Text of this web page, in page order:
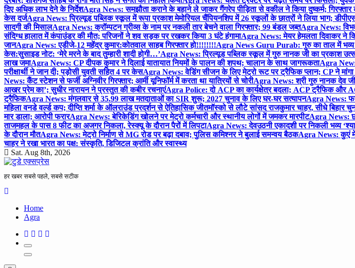
दिए अधिक लाभ देने के निर्देशAgra News: समझौता कराने के बहाने ले जाकर गैंगरेप पीड़िता से वकील ने किया दुष्कर्म; गिरफ्तार
केस दर्जAgra News: प्रिल्यूड पब्लिक स्कूल में रूपा प्रकाश मेमोरियल चैंपियनशिप में 26 स्कूलों के छात्रों ने लिया भाग;
सादगी की मिसालAgra News: क्रॉम्पटन ग्रीव्स के नाम पर नकली तार बेचने वाला गिरफ्तार; 99 बंडल जब्तAgra News:
संदिग्ध हालात में कंपाउंडर की मौत; परिजनों ने शव सड़क पर रखकर किया 3 घंटे हंगामाAgra News: मेयर हेमलता दिवाकर ने
जानAgra News: एडीजे-12 महेंद्र कुमार:कोतवाल साहब गिरफ्तार हो!!!!!!!!Agra News Guru Purab: गुरु का ताल में
केस:सुसाइड नोट: ‘मेरे मरने के बाद तुम्हारी शादी होगी…’Agra News: प्रिल्यूड पब्लिक स्कूल में गुरु नानक जी का प्रकाश
लाख जमाAgra News: CP दीपक कुमार ने दिलाई यातायात नियमों के पालन की शपथ; चालान के साथ जागरूकताAgra
परीक्षार्थी ने जान दी; पड़ोसी युवती सहित 4 पर केसAgra News: वेडिंग सीजन के लिए मेट्रो रूट पर ट्रैफिक प्लान; CP ने
News: कैंट स्टेशन से फर्जी अग्निवीर गिरफ्तार; आर्मी यूनिफॉर्म में करता था यात्रियों से चोरीAgra News: श्री गुरु नानक देव जी
आखर प्रेम का’; सुधीर नारायन ने प्रस्तुत की कबीर रचनाएंAgra Police: दो ACP का कार्यक्षेत्र बदला; ACP ट्रैफिक और
ट्रैफिकAgra News: मंगलवार से 35.99 लाख मतदाताओं का SIR शुरू; 2027 चुनाव के लिए घर-घर सत्यापनAgra News:
महिला वनडे वर्ल्ड कप; दीप्ति शर्मा के ऑलराउंड प्रदर्शन से ऐतिहासिक जीतमॉस्को से लौटे सांसद राजकुमार चाहर, सीधे बिहार
मार डाला; आरोपी फरारAgra News: बेरिकेडिंग खोलने पर मेट्रो कर्मचारी और स्थानीय लोगों में जमकर मारपीटAgra News:
ताजमहल के पास 8 फीट का अजगर निकला, रेस्क्यू के दौरान पैरों में लिपटाAgra News: देवउठनी एकादशी पर निकली भव्य
के दौरान मौतAgra News: मेट्रो निर्माण से MG रोड पर बढ़ा दबाव; पुलिस कमिश्नर ने बुलाई समन्वय बैठकAgra News: कुएं में
चाहर ने रखा भारत का पक्ष: संस्कृति, डिजिटल क्रांति और स्वास्थ्य
Sat. Aug 8th, 2026
हर खबर सबसे पहले, सबसे सटीक
Home
Agra